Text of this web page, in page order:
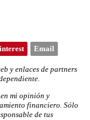
Email
y enlaces de partners
mi opinión y
financiero. Sólo
de tus